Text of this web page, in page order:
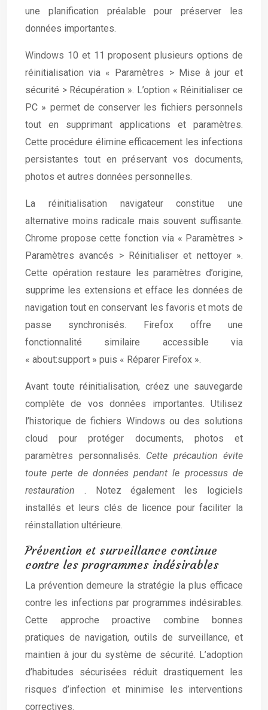
une planification préalable pour préserver les
données importantes.
Windows 10 et 11 proposent plusieurs options de
réinitialisation via « Paramètres > Mise à jour et
sécurité > Récupération ». L’option « Réinitialiser ce
PC » permet de conserver les fichiers personnels
tout en supprimant applications et paramètres.
Cette procédure élimine efficacement les infections
persistantes tout en préservant vos documents,
photos et autres données personnelles.
La réinitialisation navigateur constitue une
alternative moins radicale mais souvent suffisante.
Chrome propose cette fonction via « Paramètres >
Paramètres avancés > Réinitialiser et nettoyer ».
Cette opération restaure les paramètres d’origine,
supprime les extensions et efface les données de
navigation tout en conservant les favoris et mots de
passe synchronisés. Firefox offre une
fonctionnalité similaire accessible via
« about:support » puis « Réparer Firefox ».
Avant toute réinitialisation, créez une sauvegarde
complète de vos données importantes. Utilisez
l’historique de fichiers Windows ou des solutions
cloud pour protéger documents, photos et
paramètres personnalisés. Cette précaution évite
toute perte de données pendant le processus de
restauration . Notez également les logiciels
installés et leurs clés de licence pour faciliter la
réinstallation ultérieure.
Prévention et surveillance continue
contre les programmes indésirables
La prévention demeure la stratégie la plus efficace
contre les infections par programmes indésirables.
Cette approche proactive combine bonnes
pratiques de navigation, outils de surveillance, et
maintien à jour du système de sécurité. L’adoption
d’habitudes sécurisées réduit drastiquement les
risques d’infection et minimise les interventions
correctives.